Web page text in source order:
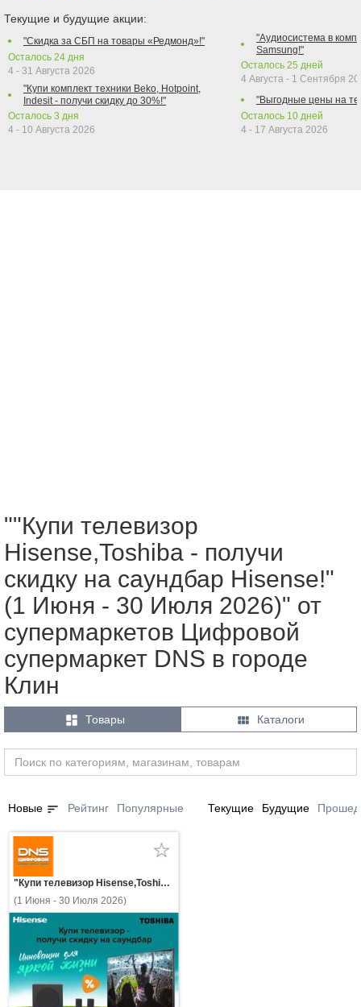
Текущие и будущие акции:
"Скидка за СБП на товары «Редмонд»!"
Осталось 24 дня
4 - 31 Августа 2026
"Купи комплект техники Beko, Hotpoint,
Indesit - получи скидку до 30%!"
Осталось 3 дня
4 - 10 Августа 2026
"Аудиосистема в
Samsung!"
Осталось 25 дней
4 Августа - 1 Сентября
"Выгодные цены на
Осталось 10 дней
4 - 17 Августа 2026
""Купи телевизор
Hisense,Toshiba - получи
скидку на саундбар Hisense!"
(1 Июня - 30 Июля 2026)" от
супермаркетов Цифровой
супермаркет DNS в городе
Клин
 Товары  Каталоги
Новые sort Рейтинг Популярные Текущие Будущие
"Купи телевизор Hisense,Toshiba - получи скидку на саундбар Hisense!"
(1 Июня - 30 Июля 2026)